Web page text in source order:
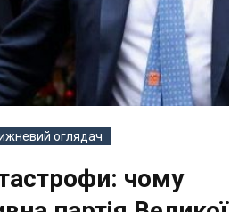
оглядач
чому